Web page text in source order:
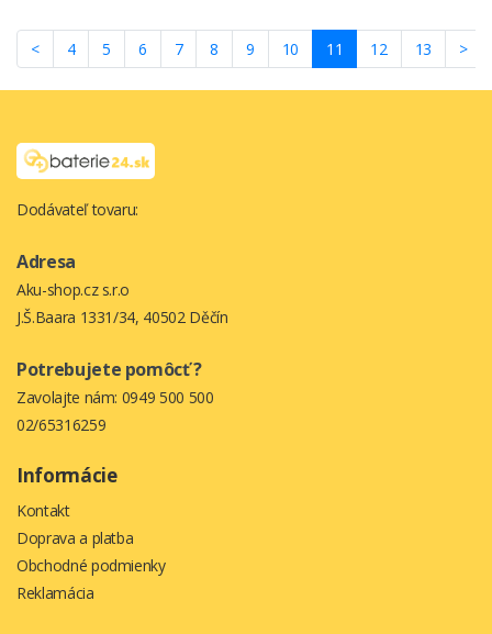
< 4 5 6 7 8 9 10 11 (current)
12 13 >
Dodávateľ tovaru:
Adresa
Aku-shop.cz s.r.o
J.Š.Baara 1331/34, 40502 Děčín
Potrebujete pomôcť ?
Zavolajte nám: 0949 500 500
02/65316259
Informácie
Kontakt
Doprava a platba
Obchodné podmienky
Reklamácia